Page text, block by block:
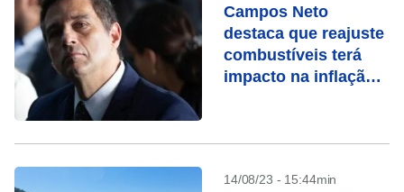
Campos Neto
destaca que reajuste
combustíveis terá
impacto na inflação,
14/08/23 - 15:44min